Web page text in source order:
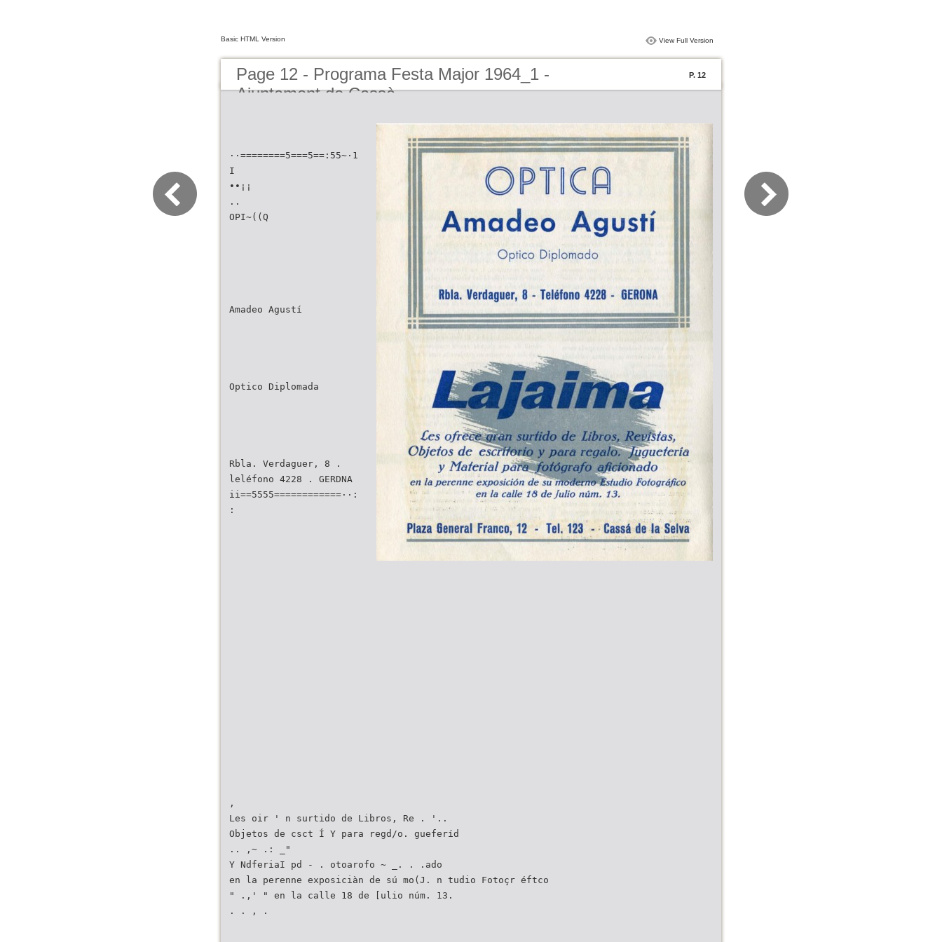
Basic HTML Version View Full Version
Page 12 - Programa Festa Major 1964_1 -
Ajuntament de Cassà
P. 12
··========5===5==:55~·1
I
••¡¡
..
OPI~((Q
Amadeo Agustí
Optico Diplomada
Rbla. Verdaguer, 8 .
leléfono 4228 . GERDNA
ii==5555============··:
:
,
Les oir ' n surtido de Libros, Re . '..
Objetos de csct Í Y para regd/o. gueferíd
.. ,~ .: _"
Y NdferiaI pd - . otoarofo ~ _. . .ado
en la perenne exposiciàn de sú mo(J. n tudio Fotoçr éftco
" .,' " en la calle 18 de [ulio núm. 13.
. . , .